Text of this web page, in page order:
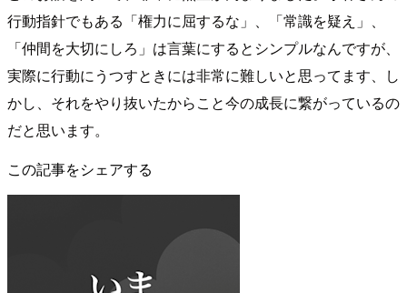
行動指針でもある「権力に屈するな」、「常識を疑え」、
「仲間を大切にしろ」は言葉にするとシンプルなんですが、
実際に行動にうつすときには非常に難しいと思ってます、し
かし、それをやり抜いたからこと今の成長に繋がっているの
だと思います。
この記事をシェアする